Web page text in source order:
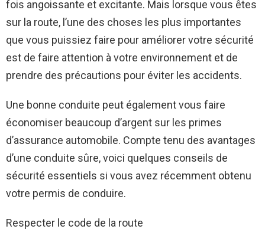
fois angoissante et excitante. Mais lorsque vous êtes
sur la route, l’une des choses les plus importantes
que vous puissiez faire pour améliorer votre sécurité
est de faire attention à votre environnement et de
prendre des précautions pour éviter les accidents.
Une bonne conduite peut également vous faire
économiser beaucoup d’argent sur les primes
d’assurance automobile. Compte tenu des avantages
d’une conduite sûre, voici quelques conseils de
sécurité essentiels si vous avez récemment obtenu
votre permis de conduire.
Respecter le code de la route